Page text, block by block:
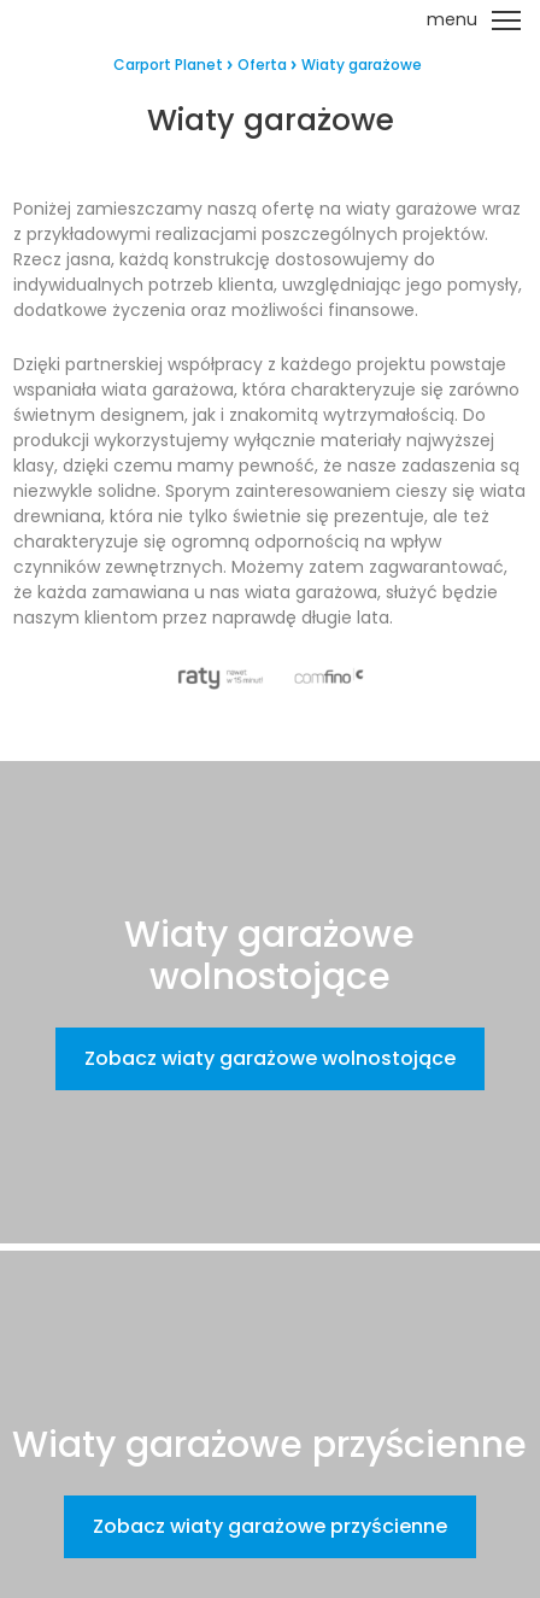
menu
Carport Planet Oferta Wiaty garażowe
Wiaty garażowe
Poniżej zamieszczamy naszą ofertę na wiaty garażowe wraz
z przykładowymi realizacjami poszczególnych projektów.
Rzecz jasna, każdą konstrukcję dostosowujemy do
indywidualnych potrzeb klienta, uwzględniając jego pomysły,
dodatkowe życzenia oraz możliwości finansowe.
Dzięki partnerskiej współpracy z każdego projektu powstaje
wspaniała wiata garażowa, która charakteryzuje się zarówno
świetnym designem, jak i znakomitą wytrzymałością. Do
produkcji wykorzystujemy wyłącznie materiały najwyższej
klasy, dzięki czemu mamy pewność, że nasze zadaszenia są
niezwykle solidne. Sporym zainteresowaniem cieszy się wiata
drewniana, która nie tylko świetnie się prezentuje, ale też
charakteryzuje się ogromną odpornością na wpływ
czynników zewnętrznych. Możemy zatem zagwarantować,
że każda zamawiana u nas wiata garażowa, służyć będzie
naszym klientom przez naprawdę długie lata.
Wiaty garażowe
wolnostojące
Zobacz wiaty garażowe wolnostojące
Wiaty garażowe przyścienne
Zobacz wiaty garażowe przyścienne